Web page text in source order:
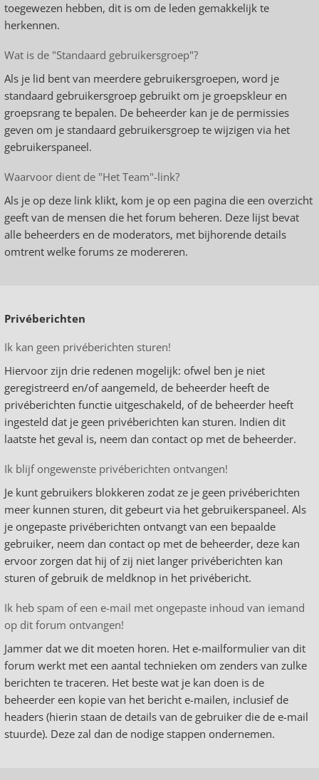
toegewezen hebben, dit is om de leden gemakkelijk te
herkennen.
Wat is de "Standaard gebruikersgroep"?
Als je lid bent van meerdere gebruikersgroepen, word je
standaard gebruikersgroep gebruikt om je groepskleur en
groepsrang te bepalen. De beheerder kan je de permissies
geven om je standaard gebruikersgroep te wijzigen via het
gebruikerspaneel.
Waarvoor dient de "Het Team"-link?
Als je op deze link klikt, kom je op een pagina die een overzicht
geeft van de mensen die het forum beheren. Deze lijst bevat
alle beheerders en de moderators, met bijhorende details
omtrent welke forums ze modereren.
Privéberichten
Ik kan geen privéberichten sturen!
Hiervoor zijn drie redenen mogelijk: ofwel ben je niet
geregistreerd en/of aangemeld, de beheerder heeft de
privéberichten functie uitgeschakeld, of de beheerder heeft
ingesteld dat je geen privéberichten kan sturen. Indien dit
laatste het geval is, neem dan contact op met de beheerder.
Ik blijf ongewenste privéberichten ontvangen!
Je kunt gebruikers blokkeren zodat ze je geen privéberichten
meer kunnen sturen, dit gebeurt via het gebruikerspaneel. Als
je ongepaste privéberichten ontvangt van een bepaalde
gebruiker, neem dan contact op met de beheerder, deze kan
ervoor zorgen dat hij of zij niet langer privéberichten kan
sturen of gebruik de meldknop in het privébericht.
Ik heb spam of een e-mail met ongepaste inhoud van iemand
op dit forum ontvangen!
Jammer dat we dit moeten horen. Het e-mailformulier van dit
forum werkt met een aantal technieken om zenders van zulke
berichten te traceren. Het beste wat je kan doen is de
beheerder een kopie van het bericht e-mailen, inclusief de
headers (hierin staan de details van de gebruiker die de e-mail
stuurde). Deze zal dan de nodige stappen ondernemen.